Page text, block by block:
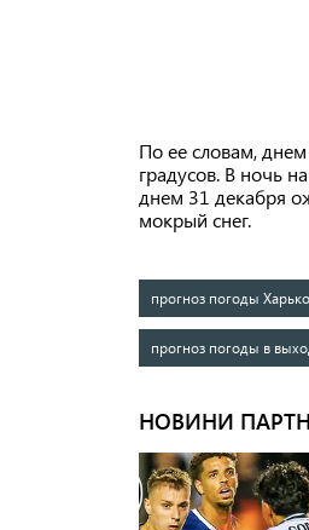
По ее словам,
градусов. В ночь
днем 31 декабря
мокрый снег.
прогноз погоды
прогноз погоды в